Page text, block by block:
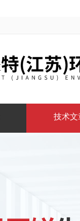
技术文